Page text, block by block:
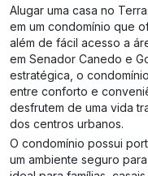
Alugar uma casa no
em um condomínio que
além de fácil acesso a
em Senador Canedo e
estratégica, o
entre conforto e
desfrutem de uma vida
dos centros urbanos.
O condomínio possui
um ambiente seguro